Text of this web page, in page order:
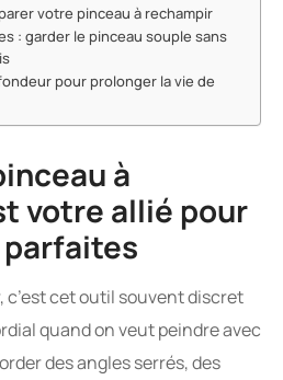
votre pinceau à rechampir
: garder le pinceau souple sans
pour prolonger la vie de
à
votre allié pour
c’est cet outil souvent discret
quand on veut peindre avec
des angles serrés, des